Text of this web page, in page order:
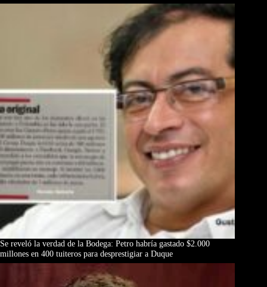
Se reveló la verdad de la Bodega: Petro habría gastado $2.000
millones en 400 tuiteros para desprestigiar a Duque